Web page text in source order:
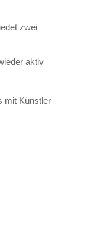
zwei
aktiv
mit Künstler